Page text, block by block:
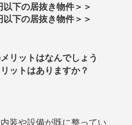
以下の居抜き物件＞＞
以下の居抜き物件＞＞
リットはなんでしょう
ットはありますか？
装や設備が既に整ってい